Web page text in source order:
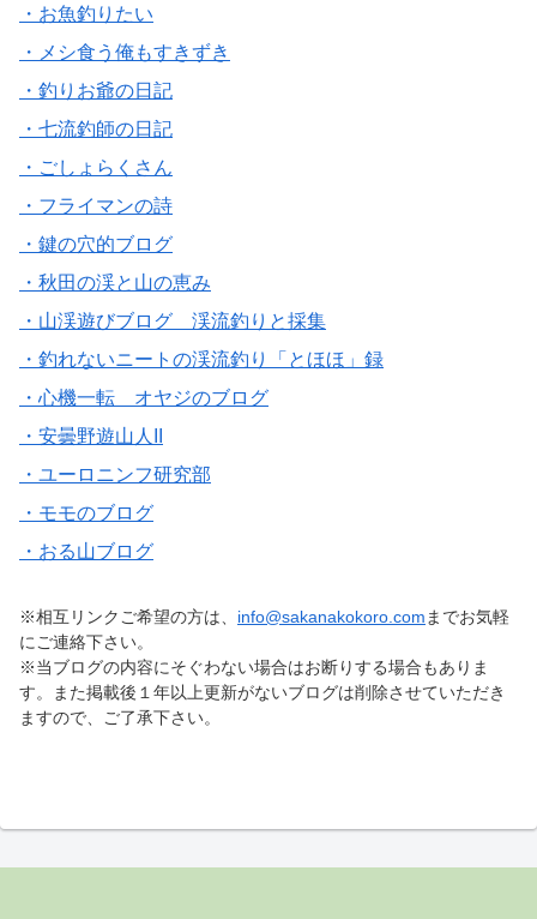
・お魚釣りたい
・メシ食う俺もすきずき
・釣りお爺の日記
・七流釣師の日記
・ごしょらくさん
・フライマンの詩
・鍵の穴的ブログ
・秋田の渓と山の恵み
・山渓遊びブログ 渓流釣りと採集
・釣れないニートの渓流釣り「とほほ」録
・心機一転 オヤジのブログ
・安曇野遊山人II
・ユーロニンフ研究部
・モモのブログ
・おる山ブログ
※相互リンクご希望の方は、 info@sakanakokoro.com までお気軽
にご連絡下さい。
※当ブログの内容にそぐわない場合はお断りする場合もありま
す。また掲載後１年以上更新がないブログは削除させていただき
ますので、ご了承下さい。